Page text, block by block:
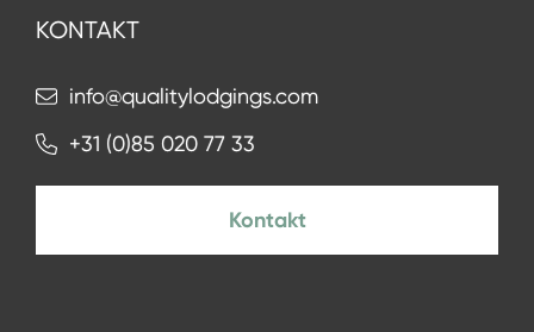
KONTAKT
info@qualitylodgings.com
+31 (0)85 020 77 33
Kontakt